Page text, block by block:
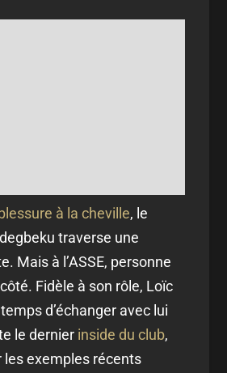
à la cheville, le
traverse une
Mais à l’ASSE, personne
Fidèle à son rôle, Loïc
d’échanger avec lui
le dernier inside du club,
les exemples récents